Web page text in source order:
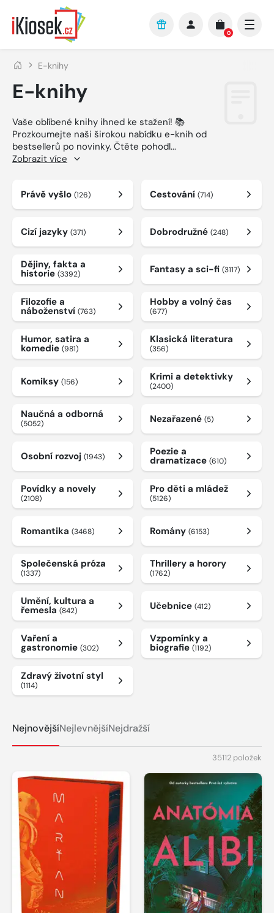
Přejít na hlavní obsah
0
E-knihy
E-knihy
Vaše oblíbené knihy ihned ke stažení! 📚
Prozkoumejte naši širokou nabídku e-knih od
bestsellerů po novinky. Čtěte pohodl...
Zobrazit více
Právě vyšlo (126) Cestování (714)
Cizí jazyky (371) Dobrodružné (248)
Dějiny, fakta a
historie (3392) Fantasy a sci-fi (3117)
Filozofie a
náboženství (763)
Hobby a volný čas
(677)
Humor, satira a
komedie (981)
Klasická literatura
(356)
Komiksy (156) Krimi a detektivky
(2400)
Naučná a odborná
(5052) Nezařazené (5)
Osobní rozvoj (1943) Poezie a
dramatizace (610)
Povídky a novely
(2108)
Pro děti a mládež
(5126)
Romantika (3468) Romány (6153)
Společenská próza
(1337)
Thrillery a horory
(1762)
Umění, kultura a
řemesla (842) Učebnice (412)
Vaření a
gastronomie (302)
Vzpomínky a
biografie (1192)
Zdravý životní styl
(1114)
NejnovějšíNejlevnějšíNejdražší
35112 položek